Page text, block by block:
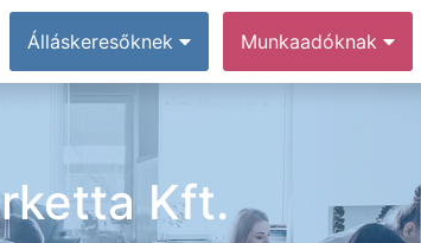
Álláskeresőknek Munkaadóknak
Kft.